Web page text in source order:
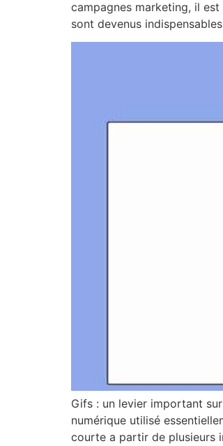
campagnes marketing, il
sont devenus
Gifs : un levier important
numérique utilisé
courte a partir de plusieurs